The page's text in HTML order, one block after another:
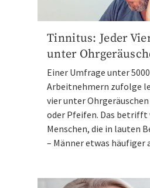
Tinnitus: Jeder
unter
Einer Umfrage unter
Arbeitnehmern zufolge
vier unter
oder Pfeifen. Das betrifft
Menschen, die in lauten
– Männer etwas häufiger